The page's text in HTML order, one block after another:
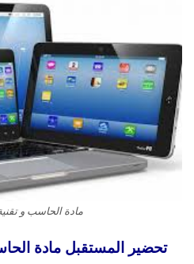
مادة الحاسب و
تحضير المستقبل مادة